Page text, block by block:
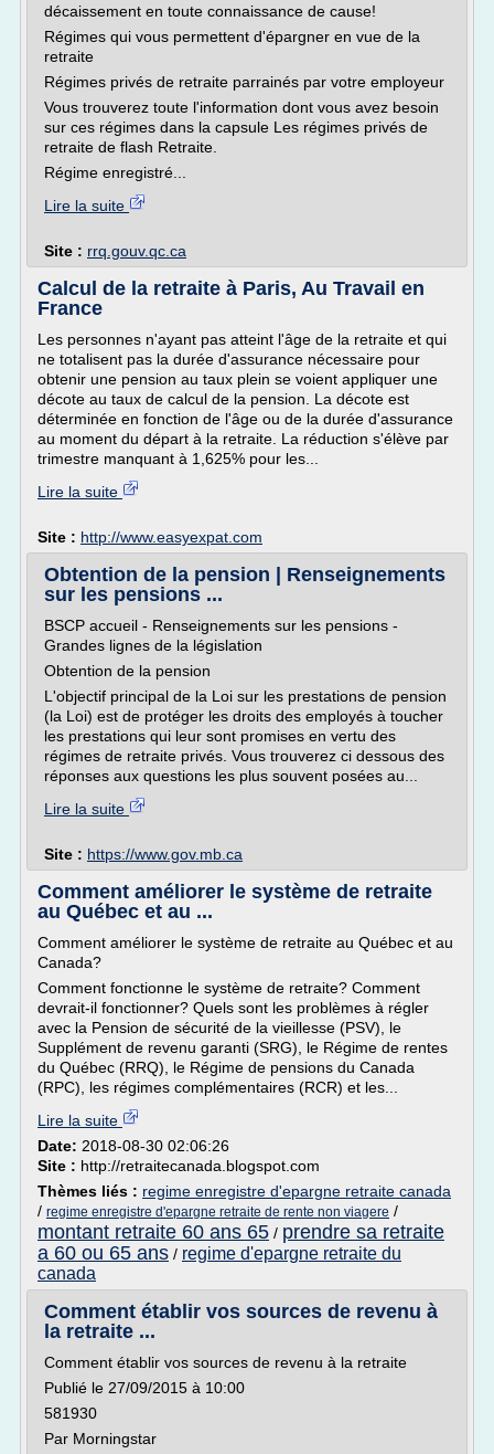
décaissement en toute connaissance de cause!
Régimes qui vous permettent d'épargner en vue de la
retraite
Régimes privés de retraite parrainés par votre employeur
Vous trouverez toute l'information dont vous avez besoin
sur ces régimes dans la capsule Les régimes privés de
retraite de flash Retraite.
Régime enregistré...
Lire la suite
Site : rrq.gouv.qc.ca
Calcul de la retraite à Paris, Au Travail en
France
Les personnes n'ayant pas atteint l'âge de la retraite et qui
ne totalisent pas la durée d'assurance nécessaire pour
obtenir une pension au taux plein se voient appliquer une
décote au taux de calcul de la pension. La décote est
déterminée en fonction de l'âge ou de la durée d'assurance
au moment du départ à la retraite. La réduction s'élève par
trimestre manquant à 1,625% pour les...
Lire la suite
Site : http://www.easyexpat.com
Obtention de la pension | Renseignements
sur les pensions ...
BSCP accueil - Renseignements sur les pensions -
Grandes lignes de la législation
Obtention de la pension
L'objectif principal de la Loi sur les prestations de pension
(la Loi) est de protéger les droits des employés à toucher
les prestations qui leur sont promises en vertu des
régimes de retraite privés. Vous trouverez ci dessous des
réponses aux questions les plus souvent posées au...
Lire la suite
Site : https://www.gov.mb.ca
Comment améliorer le système de retraite
au Québec et au ...
Comment améliorer le système de retraite au Québec et au
Canada?
Comment fonctionne le système de retraite? Comment
devrait-il fonctionner? Quels sont les problèmes à régler
avec la Pension de sécurité de la vieillesse (PSV), le
Supplément de revenu garanti (SRG), le Régime de rentes
du Québec (RRQ), le Régime de pensions du Canada
(RPC), les régimes complémentaires (RCR) et les...
Lire la suite
Date: 2018-08-30 02:06:26
Site : http://retraitecanada.blogspot.com
Thèmes liés : regime enregistre d'epargne retraite canada
/ regime enregistre d'epargne retraite de rente non viagere /
montant retraite 60 ans 65 / prendre sa retraite
a 60 ou 65 ans / regime d'epargne retraite du
canada
Comment établir vos sources de revenu à
la retraite ...
Comment établir vos sources de revenu à la retraite
Publié le 27/09/2015 à 10:00
581930
Par Morningstar